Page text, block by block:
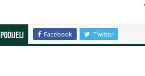
Podijeli Facebook Twitter